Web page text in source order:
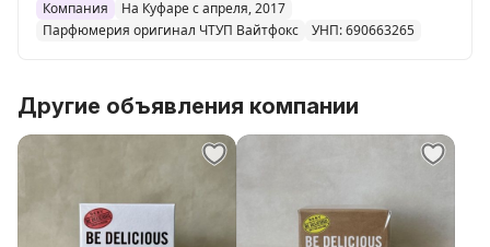
Компания
На Куфаре с апреля, 2017
Парфюмерия оригинал ЧТУП Вайтфокс
УНП: 690663265
Другие объявления компании